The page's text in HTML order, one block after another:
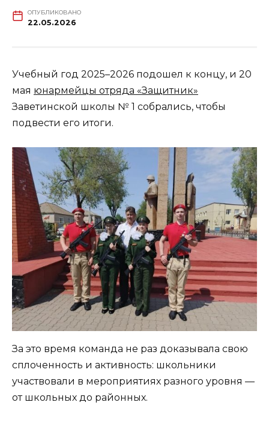
ОПУБЛИКОВАНО
22.05.2026
Учебный год 2025–2026 подошел к концу, и 20
мая юнармейцы отряда «Защитник»
Заветинской школы № 1 собрались, чтобы
подвести его итоги.
За это время команда не раз доказывала свою
сплоченность и активность: школьники
участвовали в мероприятиях разного уровня —
от школьных до районных.